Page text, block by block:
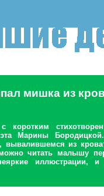
мишка из
Марины
из
читать малышу
иллюстрации,